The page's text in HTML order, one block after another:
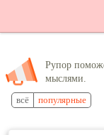
Рупор
мыслями.
всё популярные